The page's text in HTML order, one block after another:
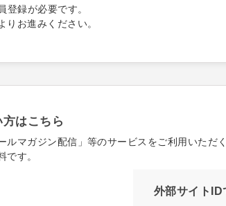
録が必要です。
お進みください。
はこちら
ルマガジン配信」等のサービスをご利用いただ
です。
外部サイトID